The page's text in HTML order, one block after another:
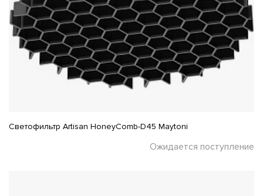
Светофильтр Artisan HoneyComb-D45 Maytoni
Ожидается поступление